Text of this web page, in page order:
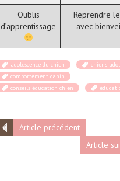
Oublis
d’apprentissage
Reprendre
avec
adolescence du chien
chiens
comportement canin
conseils éducation chien
Article précédent
Article